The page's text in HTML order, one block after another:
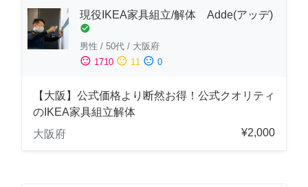
現役IKEA家具組立/解体 Adde(アッデ)
check_circle
男性 / 50代 / 大阪府
sentiment_satisfied 1710 sentiment_neutral 11 sentiment_dissatisfied 0
【大阪】公式価格より断然お得！公式クオリティ
のIKEA家具組立解体
大阪府
¥2,000